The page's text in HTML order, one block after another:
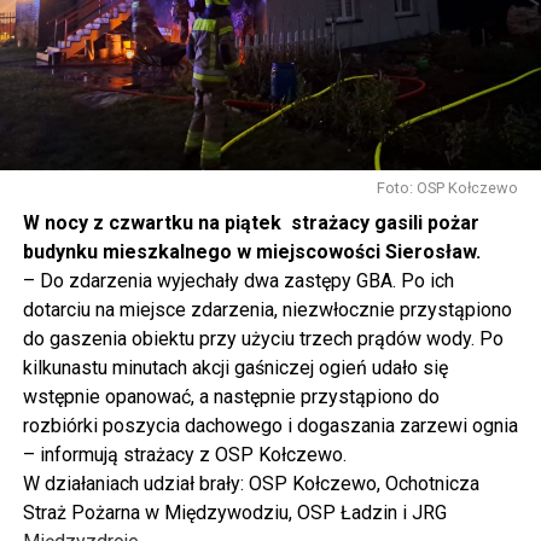
rolnictwem, silne innowacją, to polska racja stanu. I my
tak to traktujemy. Jesteśmy dzisiaj w Wolinie. Często to
mówię, tutaj, na wyspie Wolin, na wyspie Uznam, Polska
się tutaj nie kończy, Polska się tutaj zaczyna.
Gdyby nie determinacja rządu Prawa i Sprawiedliwości,
to tunel pod Świną do dzisiaj byłby w sferze
projektowania i dyskusji. Ważny tutaj był wkład
samorządu, ale to rząd PiS podjął w tej sprawie
najważniejsze decyzje. Powstał dzięki ogromnej
determinacji rządu najpierw Pani Premier Beaty Szydło,
a następnie Pana Premiera Mateusza Morawieckiego.
Chciałbym podziękować Panu Premierowi za to jak
osobiście pilnował powstania tej inwestycji. Cieszymy
się, że turyści również korzystają z tunelu, cieszymy się,
że wśród tych 4 milionów samochodów, które
przejechały już otwartym tunelem w Świnoujściu,
przyjechało tutaj do nas tak wielu turystów z zagranicy
– powiedział Wiceprezes PiS Joachim Brudziński w
Foto: OSP Kołczewo
W nocy z czwartku na piątek strażacy gasili pożar
budynku mieszkalnego w miejscowości Sierosław.
– Do zdarzenia wyjechały dwa zastępy GBA. Po ich
dotarciu na miejsce zdarzenia, niezwłocznie przystąpiono
do gaszenia obiektu przy użyciu trzech prądów wody. Po
kilkunastu minutach akcji gaśniczej ogień udało się
wstępnie opanować, a następnie przystąpiono do
rozbiórki poszycia dachowego i dogaszania zarzewi ognia
– informują strażacy z OSP Kołczewo.
W działaniach udział brały: OSP Kołczewo, Ochotnicza
Straż Pożarna w Międzywodziu, OSP Ładzin i JRG